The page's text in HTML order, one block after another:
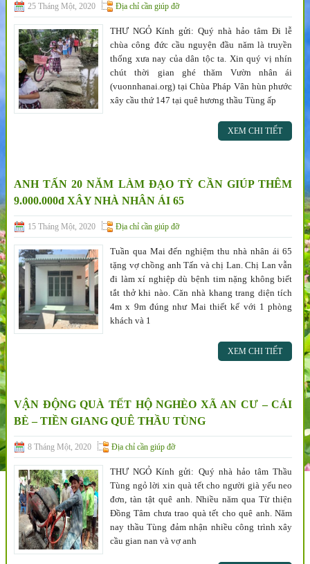
25 Tháng Một, 2020 Địa chỉ cần giúp đỡ
THƯ NGỎ Kính gửi: Quý nhà hảo tâm Đi lễ
chùa công đức cầu nguyện đầu năm là truyền
thống xưa nay của dân tộc ta. Xin quý vị nhín
chút thời gian ghé thăm Vườn nhân ái
(vuonnhanai.org) tại Chùa Pháp Vân hùn phước
xây cầu thứ 147 tại quê hương thầu Tùng ấp
XEM CHI TIẾT
ANH TẤN 20 NĂM LÀM ĐẠO TỲ CẦN GIÚP THÊM
9.000.000đ XÂY NHÀ NHÂN ÁI 65
15 Tháng Một, 2020 Địa chỉ cần giúp đỡ
Tuần qua Mai đến nghiệm thu nhà nhân ái 65
tặng vợ chồng anh Tấn và chị Lan. Chị Lan vẫn
đi làm xí nghiệp dù bệnh tim nặng không biết
tắt thở khi nào. Căn nhà khang trang diện tích
4m x 9m đúng như Mai thiết kế với 1 phòng
khách và 1
XEM CHI TIẾT
VẬN ĐỘNG QUÀ TẾT HỘ NGHÈO XÃ AN CƯ – CÁI
BÈ – TIỀN GIANG QUÊ THẦU TÙNG
8 Tháng Một, 2020 Địa chỉ cần giúp đỡ
THƯ NGỎ Kính gửi: Quý nhà hảo tâm Thầu
Tùng ngỏ lời xin quà tết cho người già yếu neo
đơn, tàn tật quê anh. Nhiều năm qua Từ thiện
Đồng Tâm chưa trao quà tết cho quê anh. Năm
nay thầu Tùng đảm nhận nhiều công trình xây
cầu gian nan và vợ anh